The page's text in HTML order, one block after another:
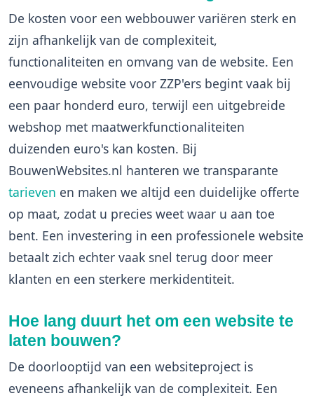
De kosten voor een webbouwer variëren sterk en
zijn afhankelijk van de complexiteit,
functionaliteiten en omvang van de website. Een
eenvoudige website voor ZZP'ers begint vaak bij
een paar honderd euro, terwijl een uitgebreide
webshop met maatwerkfunctionaliteiten
duizenden euro's kan kosten. Bij
BouwenWebsites.nl hanteren we transparante
tarieven en maken we altijd een duidelijke offerte
op maat, zodat u precies weet waar u aan toe
bent. Een investering in een professionele website
betaalt zich echter vaak snel terug door meer
klanten en een sterkere merkidentiteit.
Hoe lang duurt het om een website te
laten bouwen?
De doorlooptijd van een websiteproject is
eveneens afhankelijk van de complexiteit. Een